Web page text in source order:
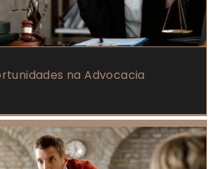
na Advocacia